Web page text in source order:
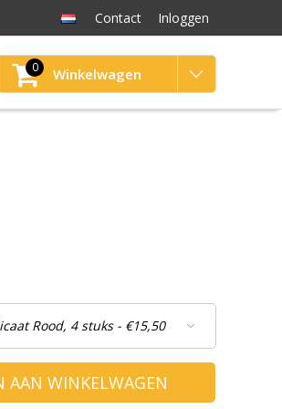
Contact Inloggen
0 Winkelwagen
AAN WINKELWAGEN